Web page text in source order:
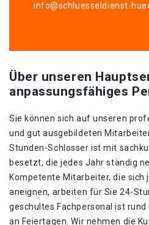
info@schluesseldienst-
Über unseren
anpassungsfähiges
Sie können sich auf unseren
und gut ausgebildeten
Stunden-Schlosser ist mit
besetzt, die jedes Jahr ständig
Kompetente Mitarbeiter, die sich
aneignen, arbeiten für Sie 24-
geschultes Fachpersonal ist
an Feiertagen. Wir nehmen die